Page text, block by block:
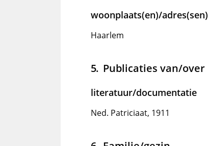
woonplaats(en)/adres(sen)
Haarlem
Publicaties van/over
literatuur/documentatie
Ned. Patriciaat, 1911